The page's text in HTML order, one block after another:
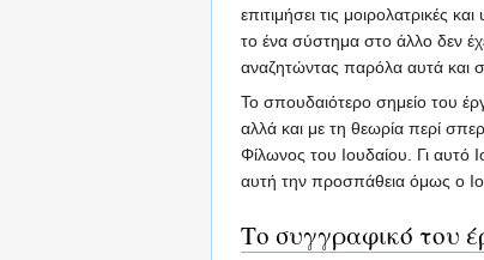
επιτιμήσει τις μοιρολατρικές
το ένα σύστημα στο άλλο δεν
αναζητώντας παρόλα αυτά και
Το σπουδαιότερο σημείο του
αλλά και με τη θεωρία περί
Φίλωνος του Ιουδαίου. Γι αυτό
αυτή την προσπάθεια όμως ο
Το συγγραφικό του